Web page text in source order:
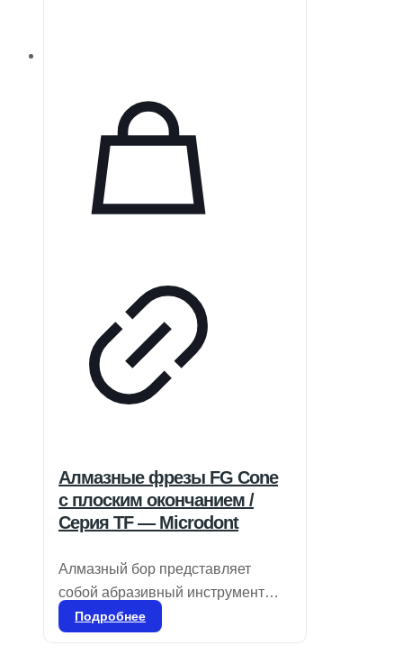
Алмазные фрезы FG Cone
с плоским окончанием /
Серия TF — Microdont
Алмазный бор представляет
собой абразивный инструмент
для стоматологического
Подробнее